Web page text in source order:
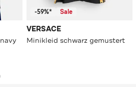
-59%* Sale
VERSACE
Minikleid schwarz gemustert